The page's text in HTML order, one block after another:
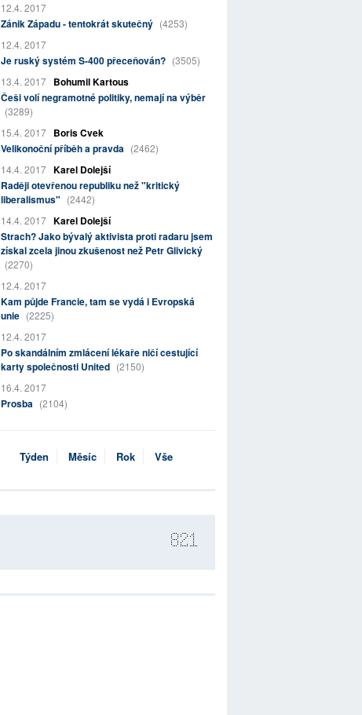
12.4. 2017
Zánik Západu - tentokrát skutečný (4253)
12.4. 2017
Je ruský systém S-400 přeceňován? (3505)
13.4. 2017
Bohumil Kartous
Češi volí negramotné politiky, nemají na výběr
(3289)
15.4. 2017
Boris Cvek
Velikonoční příběh a pravda (2462)
14.4. 2017 Karel Dolejší
Raději otevřenou republiku než "kritický
liberalismus" (2442)
14.4. 2017 Karel Dolejší
Strach? Jako bývalý aktivista proti radaru jsem
získal zcela jinou zkušenost než Petr Glivický
(2270)
12.4. 2017
Kam půjde Francie, tam se vydá i Evropská
unie (2225)
12.4. 2017
Po skandálním zmlácení lékaře ničí cestující
karty společnosti United (2150)
16.4. 2017
Prosba (2104)
Týden Měsíc Rok Vše
821